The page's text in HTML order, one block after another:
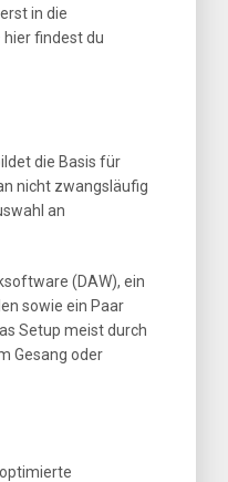
in die
findest du
die Basis für
nicht zwangsläufig
an
(DAW), ein
sowie ein Paar
Setup meist durch
Gesang oder